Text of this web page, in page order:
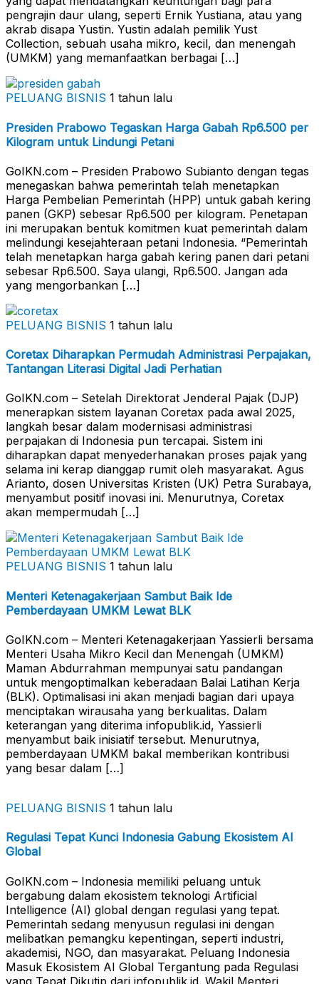
pengrajin daur ulang, seperti Ernik Yustiana, atau yang
akrab disapa Yustin. Yustin adalah pemilik Yust
Collection, sebuah usaha mikro, kecil, dan menengah
(UMKM) yang memanfaatkan berbagai […]
PELUANG BISNIS 1 tahun lalu
Presiden Prabowo Tegaskan Harga Gabah Rp6.500 per
Kilogram untuk Lindungi Petani
GoIKN.com – Presiden Prabowo Subianto dengan tegas
menegaskan bahwa pemerintah telah menetapkan
Harga Pembelian Pemerintah (HPP) untuk gabah kering
panen (GKP) sebesar Rp6.500 per kilogram. Penetapan
ini merupakan bentuk komitmen kuat pemerintah dalam
melindungi kesejahteraan petani Indonesia. “Pemerintah
telah menetapkan harga gabah kering panen dari petani
sebesar Rp6.500. Saya ulangi, Rp6.500. Jangan ada
yang mengorbankan […]
PELUANG BISNIS 1 tahun lalu
Coretax Diharapkan Permudah Administrasi Perpajakan,
Tantangan Literasi Digital Jadi Perhatian
GoIKN.com – Setelah Direktorat Jenderal Pajak (DJP)
menerapkan sistem layanan Coretax pada awal 2025,
langkah besar dalam modernisasi administrasi
perpajakan di Indonesia pun tercapai. Sistem ini
diharapkan dapat menyederhanakan proses pajak yang
selama ini kerap dianggap rumit oleh masyarakat. Agus
Arianto, dosen Universitas Kristen (UK) Petra Surabaya,
menyambut positif inovasi ini. Menurutnya, Coretax
akan mempermudah […]
PELUANG BISNIS 1 tahun lalu
Menteri Ketenagakerjaan Sambut Baik Ide
Pemberdayaan UMKM Lewat BLK
GoIKN.com – Menteri Ketenagakerjaan Yassierli bersama
Menteri Usaha Mikro Kecil dan Menengah (UMKM)
Maman Abdurrahman mempunyai satu pandangan
untuk mengoptimalkan keberadaan Balai Latihan Kerja
(BLK). Optimalisasi ini akan menjadi bagian dari upaya
menciptakan wirausaha yang berkualitas. Dalam
keterangan yang diterima infopublik.id, Yassierli
menyambut baik inisiatif tersebut. Menurutnya,
pemberdayaan UMKM bakal memberikan kontribusi
yang besar dalam […]
PELUANG BISNIS 1 tahun lalu
Regulasi Tepat Kunci Indonesia Gabung Ekosistem AI
Global
GoIKN.com – Indonesia memiliki peluang untuk
bergabung dalam ekosistem teknologi Artificial
Intelligence (AI) global dengan regulasi yang tepat.
Pemerintah sedang menyusun regulasi ini dengan
melibatkan pemangku kepentingan, seperti industri,
akademisi, NGO, dan masyarakat. Peluang Indonesia
Masuk Ekosistem AI Global Tergantung pada Regulasi
yang Tepat Dikutip dari infopublik.id. Wakil Menteri